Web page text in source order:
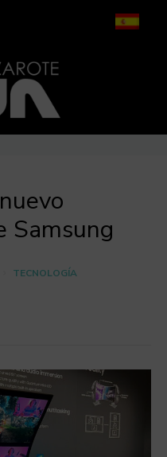
Samsung
TECNOLOGÍA